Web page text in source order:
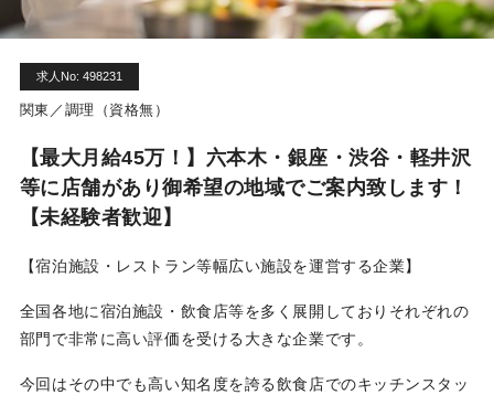
個人情報保護方針
利用規約
ログイン
求人No: 498231
関東／調理（資格無）
【最大月給45万！】六本木・銀座・渋谷・軽井沢
等に店舗があり御希望の地域でご案内致します！
【未経験者歓迎】
【宿泊施設・レストラン等幅広い施設を運営する企業】
全国各地に宿泊施設・飲食店等を多く展開しておりそれぞれの
部門で非常に高い評価を受ける大きな企業です。
今回はその中でも高い知名度を誇る飲食店でのキッチンスタッ